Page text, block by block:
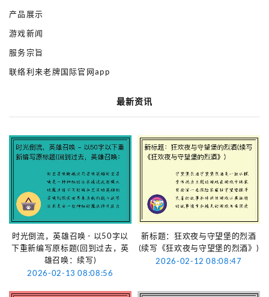
产品展示
游戏新闻
服务宗旨
联络利来老牌国际官网app
最新资讯
时光倒流，英雄召唤 - 以50字以
下重新编写原标题(回到过去，英
雄召唤：续写)
2026-02-13 08:08:56
新标题：狂欢夜与守望堡的烈酒
(续写《狂欢夜与守望堡的烈酒》)
2026-02-12 08:08:47